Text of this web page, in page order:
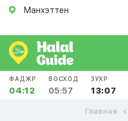
Манхэттен
ФАДЖР
04:12
ВОСХОД
05:57
ЗУХР
13:07
Главная